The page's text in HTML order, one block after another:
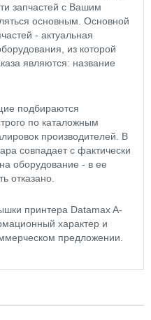
запчастей с Вашим
основным. Основной
- актуальная
из которой
являются: название
подбираются
по каталожным
производителей. В
совпадает с фактически
оборудование - в ее
отказано.
принтера Datamax A-
характер и
предложении.